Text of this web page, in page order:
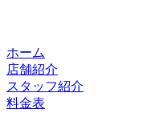
ホーム
店舗紹介
スタッフ紹介
料金表